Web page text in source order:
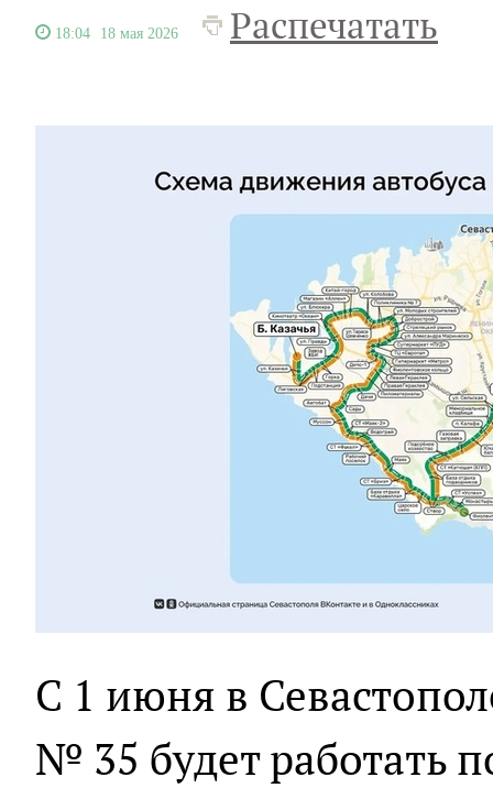
18:04 18 мая 2026 Распечатать
С 1 июня в
№ 35 будет работать